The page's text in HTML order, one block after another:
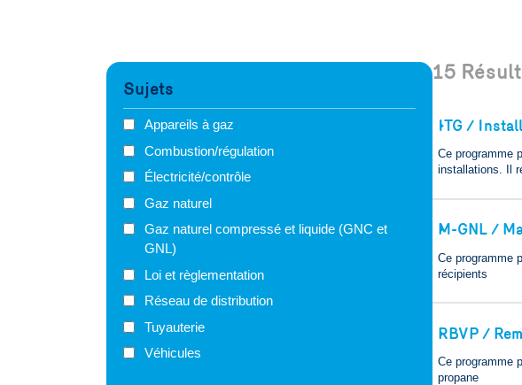
Sujets
Appareils à gaz
Combustion/régulation
Électricité/contrôle
Gaz naturel
Gaz naturel compressé et liquide (GNC et
GNL)
Loi et règlementation
Réseau de distribution
Tuyauterie
Véhicules
15
🢒
ITG /
Ce programme
installations. Il
🢒
M-GNL /
Ce programme
récipients
🢒
RBVP /
Ce programme
propane